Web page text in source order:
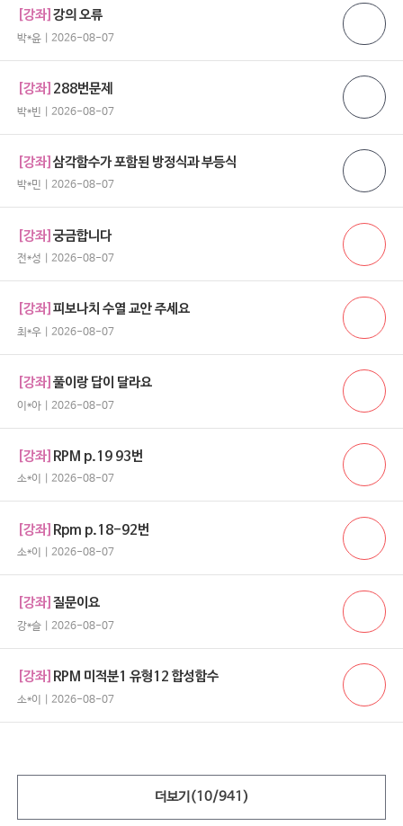
[강좌]강의 오류
박*윤 | 2026-08-07
[강좌] 288번문제
박*빈 | 2026-08-07
[강좌]삼각함수가 포함된 방정식과 부등식
박*민 | 2026-08-07
[강좌]궁금합니다
전*성 | 2026-08-07
[강좌]피보나치 수열 교안 주세요
최*우 | 2026-08-07
[강좌]풀이랑 답이 달라요
이*아 | 2026-08-07
[강좌] RPM p.19 93번
소*이 | 2026-08-07
[강좌] Rpm p.18-92번
소*이 | 2026-08-07
[강좌]질문이요
강*슬 | 2026-08-07
[강좌] RPM 미적분1 유형12 합성함수
소*이 | 2026-08-07
더보기(10/941 )